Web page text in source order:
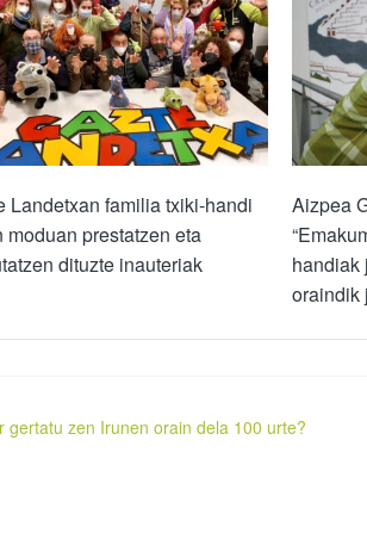
Landetxan familia txiki-handi
moduan prestatzen eta
dituzte inauteriak
Aizpea
handiak
oraindik
gertatu zen Irunen orain dela 100 urte?